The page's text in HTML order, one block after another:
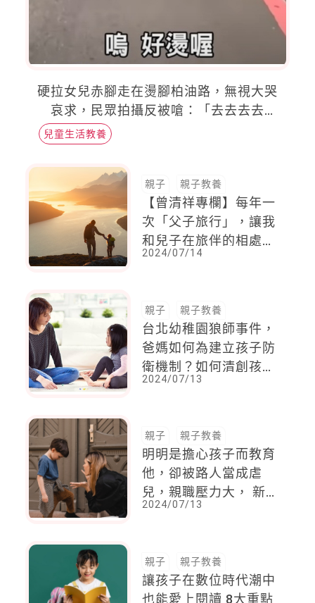
硬拉女兒赤腳走在燙腳柏油路，無視大哭
哀求，民眾拍攝反被嗆：「去去去去
報！」單親媽多次被通報不當照顧
兒童生活教養
親子 親子教養
【曾清祥專欄】每年一
次「父子旅行」，讓我
和兒子在旅伴的相處
中，看到不同的彼此。
2024/07/14
親子 親子教養
台北幼稚園狼師事件，
爸媽如何為建立孩子防
衛機制？如何清創孩子
心理的傷？心理師這樣
2024/07/13
親子 親子教養
明明是擔心孩子而教育
他，卻被路人當成虐
兒，親職壓力大， 新
北家防中心推「親職減
2024/07/13
親子 親子教養
讓孩子在數位時代潮中
也能愛上閱讀 8大重點